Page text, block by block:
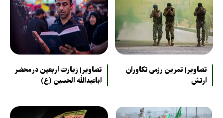
تصاویر| تمرین رزمی تکاوران
ارتش
تصاویر| زیارت اربعین در محضر
اباعبدالله الحسین (ع)